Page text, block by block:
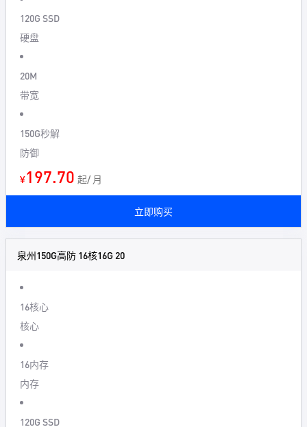
120G SSD
硬盘
20M
带宽
150G秒解
防御
¥197.70 起/ 月
立即购买
泉州150G高防 16核16G 20
16核心
核心
16内存
内存
120G SSD